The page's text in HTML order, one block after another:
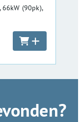
66kW (90pk),